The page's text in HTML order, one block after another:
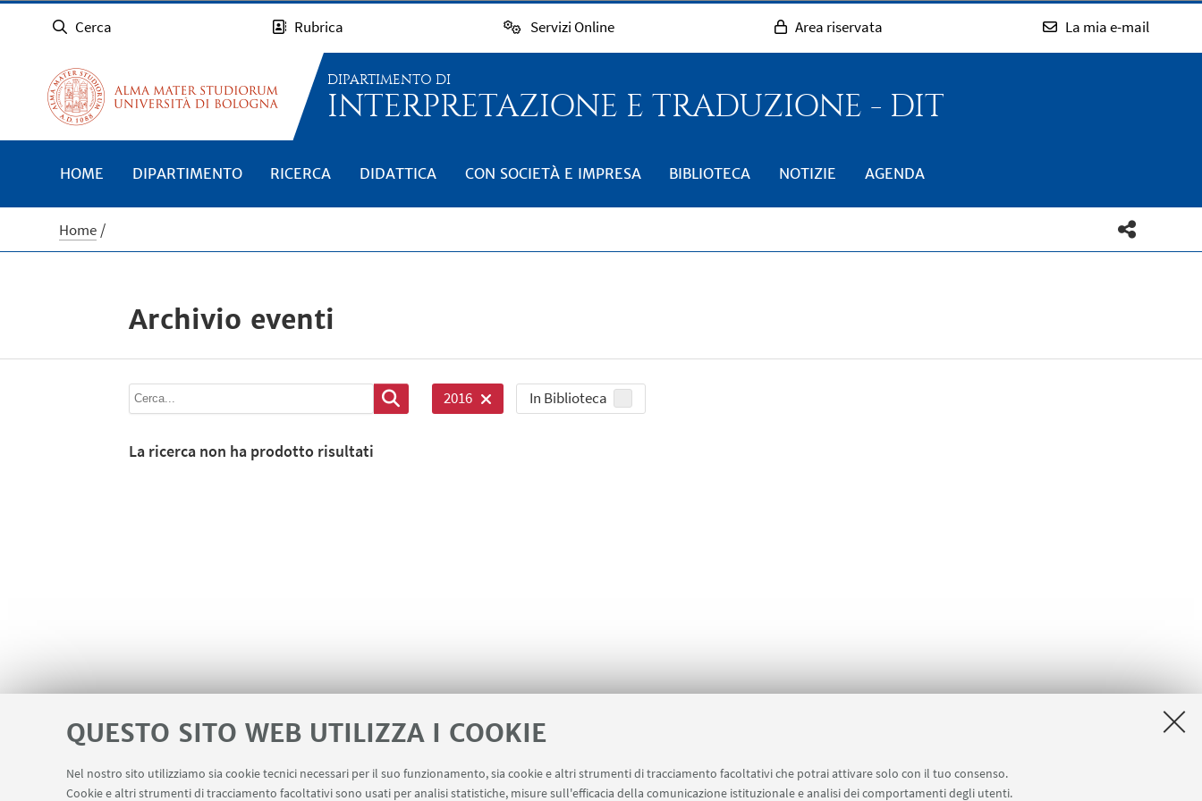
QUESTO SITO WEB UTILIZZA I COOKIE
Nel nostro sito utilizziamo sia cookie tecnici necessari per il suo funzionamento, sia cookie e altri strumenti di tracciamento facoltativi che potrai attivare solo con il tuo consenso.
Cookie e altri strumenti di tracciamento facoltativi sono usati per analisi statistiche, misure sull'efficacia della comunicazione istituzionale e analisi dei comportamenti degli utenti.
Cerca Rubrica Servizi Online Area riservata La mia e-mail
DIPARTIMENTO DI
INTERPRETAZIONE E TRADUZIONE - DIT
HOME DIPARTIMENTO RICERCA DIDATTICA CON SOCIETÀ E IMPRESA BIBLIOTECA NOTIZIE AGENDA
Home
Archivio eventi
2016 In Biblioteca
La ricerca non ha prodotto risultati
LINK UTILI Contatti Area riservata Area DIT